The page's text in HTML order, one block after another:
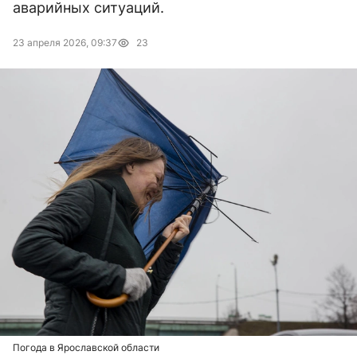
аварийных ситуаций.
23 апреля 2026, 09:37 23
Погода в Ярославской области